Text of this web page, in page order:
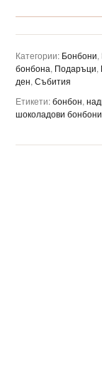
Категории: Бонбони,
бонбона, Подаръци,
ден, Събития
Етикети:бонбон,
шоколадови бонбони